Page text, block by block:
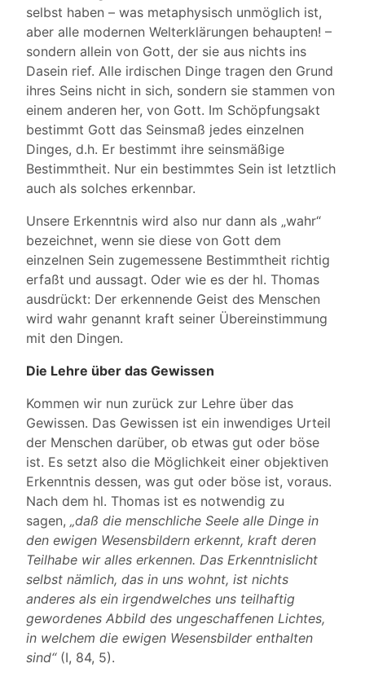
selbst haben – was metaphysisch unmöglich ist,
aber alle modernen Welterklärungen behaupten! –
sondern allein von Gott, der sie aus nichts ins
Dasein rief. Alle irdischen Dinge tragen den Grund
ihres Seins nicht in sich, sondern sie stammen von
einem anderen her, von Gott. Im Schöpfungsakt
bestimmt Gott das Seinsmaß jedes einzelnen
Dinges, d.h. Er bestimmt ihre seinsmäßige
Bestimmtheit. Nur ein bestimmtes Sein ist letztlich
auch als solches erkennbar.
Unsere Erkenntnis wird also nur dann als „wahr“
bezeichnet, wenn sie diese von Gott dem
einzelnen Sein zugemessene Bestimmtheit richtig
erfaßt und aussagt. Oder wie es der hl. Thomas
ausdrückt: Der erkennende Geist des Menschen
wird wahr genannt kraft seiner Übereinstimmung
mit den Dingen.
Die Lehre über das Gewissen
Kommen wir nun zurück zur Lehre über das
Gewissen. Das Gewissen ist ein inwendiges Urteil
der Menschen darüber, ob etwas gut oder böse
ist. Es setzt also die Möglichkeit einer objektiven
Erkenntnis dessen, was gut oder böse ist, voraus.
Nach dem hl. Thomas ist es notwendig zu
sagen, „daß die menschliche Seele alle Dinge in
den ewigen Wesensbildern erkennt, kraft deren
Teilhabe wir alles erkennen. Das Erkenntnislicht
selbst nämlich, das in uns wohnt, ist nichts
anderes als ein irgendwelches uns teilhaftig
gewordenes Abbild des ungeschaffenen Lichtes,
in welchem die ewigen Wesensbilder enthalten
sind“(I, 84, 5).